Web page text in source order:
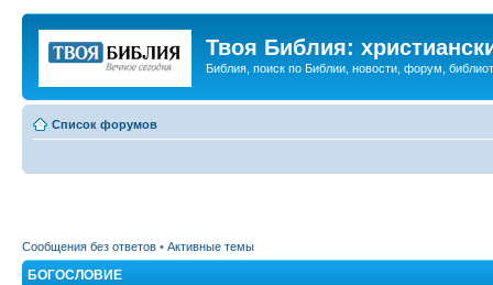
Твоя Библия:
Библия, поиск по Библии, новости, форум,
Список форумов
Сообщения без ответов • Активные темы
БОГОСЛОВИЕ